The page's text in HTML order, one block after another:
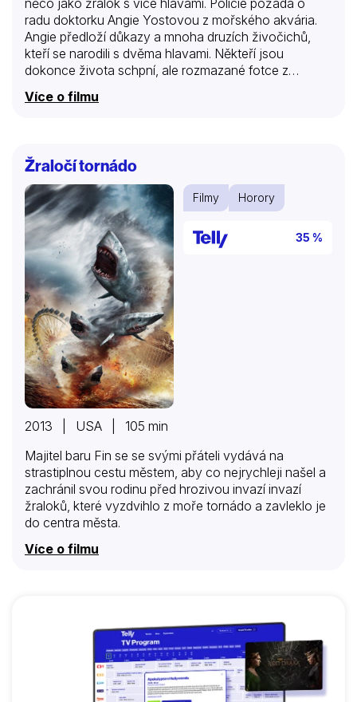
něco jako žralok s více hlavami. Policie požádá o
radu doktorku Angie Yostovou z mořského akvária.
Angie předloží důkazy a mnoha druzích živočichů,
kteří se narodili s dvěma hlavami. Někteří jsou
dokonce života schpní, ale rozmazané fotce z
aparátu velký význam nepřikládá. Ředitel Thaddeus
Marschall potřebuje pro akvárium nějaký tahák a jestli
pokusit se žraloka chytit. Nastraží návnady a
pětihlavý žralok na sebe nenechá dlouho čekat. Je to
bestie, která stáhla pod vodu jednoho stážistu,
Shawna. Thaddeus stále touží po raritě a…
Více o filmu
Žraločí tornádo
Filmy Horory
35 %
2013 | USA | 105 min
Majitel baru Fin se se svými přáteli vydává na
strastiplnou cestu městem, aby co nejrychleji našel a
zachránil svou rodinu před hrozivou invazí invazí
žraloků, které vyzdvihlo z moře tornádo a zavleklo je
do centra města.
Více o filmu